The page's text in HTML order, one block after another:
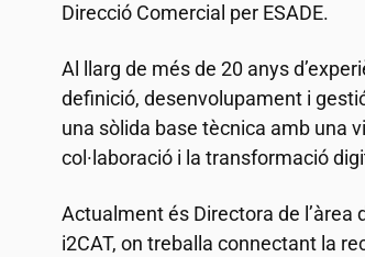
Direcció Comercial per ESADE.
Al llarg de més de 20 anys
definició, desenvolupament i
una sòlida base tècnica amb una
col·laboració i la transformació
Actualment és Directora de l’àrea
i2CAT, on treballa connectant la